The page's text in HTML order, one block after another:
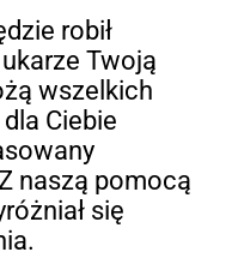
robił
Twoją
wszelkich
Ciebie
naszą pomocą
się